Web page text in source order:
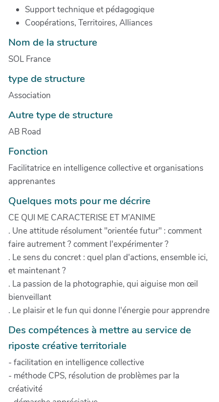
Support technique et pédagogique
Coopérations, Territoires, Alliances
Nom de la structure
SOL France
type de structure
Association
Autre type de structure
AB Road
Fonction
Facilitatrice en intelligence collective et organisations
apprenantes
Quelques mots pour me décrire
CE QUI ME CARACTERISE ET M’ANIME
. Une attitude résolument "orientée futur" : comment
faire autrement ? comment l'expérimenter ?
. Le sens du concret : quel plan d'actions, ensemble ici,
et maintenant ?
. La passion de la photographie, qui aiguise mon œil
bienveillant
. Le plaisir et le fun qui donne l'énergie pour apprendre
Des compétences à mettre au service de
riposte créative territoriale
- facilitation en intelligence collective
- méthode CPS, résolution de problèmes par la
créativité